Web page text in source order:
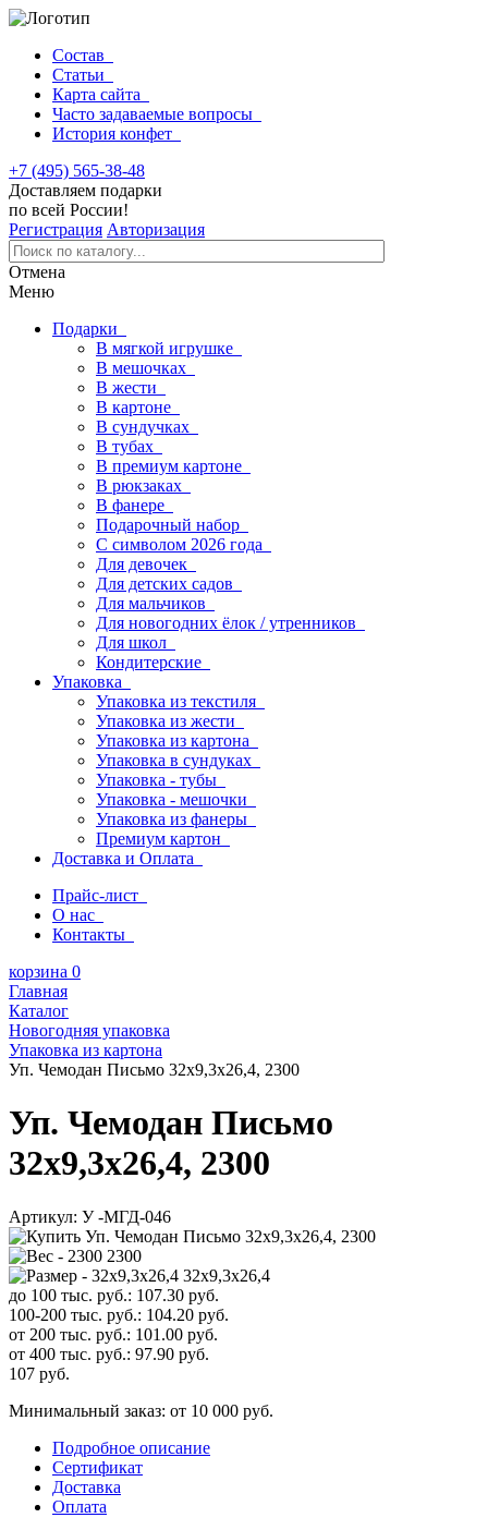
Состав
Статьи
Карта сайта
Часто задаваемые вопросы
История конфет
+7 (495) 565-38-48
Доставляем подарки
по всей России!
Регистрация Авторизация
Отмена
Меню
Подарки
В мягкой игрушке
В мешочках
В жести
В картоне
В сундучках
В тубах
В премиум картоне
В рюкзаках
В фанере
Подарочный набор
С символом 2026 года
Для девочек
Для детских садов
Для мальчиков
Для новогодних ёлок / утренников
Для школ
Кондитерские
Упаковка
Упаковка из текстиля
Упаковка из жести
Упаковка из картона
Упаковка в сундуках
Упаковка - тубы
Упаковка - мешочки
Упаковка из фанеры
Премиум картон
Доставка и Оплата
Прайс-лист
О нас
Контакты
корзина 0
Главная
Каталог
Новогодняя упаковка
Упаковка из картона
Уп. Чемодан Письмо 32х9,3х26,4, 2300
Уп. Чемодан Письмо
32х9,3х26,4, 2300
Артикул: У -МГД-046
2300
32х9,3х26,4
до 100 тыс. руб.: 107.30 руб.
100-200 тыс. руб.: 104.20 руб.
от 200 тыс. руб.: 101.00 руб.
от 400 тыс. руб.: 97.90 руб.
107 руб.
Минимальный заказ: от 10 000 руб.
Подробное описание
Сертификат
Доставка
Оплата